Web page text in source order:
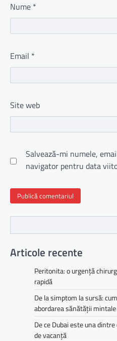
Nume *
Email *
Site web
Salvează-mi numele,
navigator pentru data
Articole recente
Peritonita: o urgență
rapidă
De la simptom la sursă:
abordarea sănătății mintale
De ce Dubai este una
de vacanță